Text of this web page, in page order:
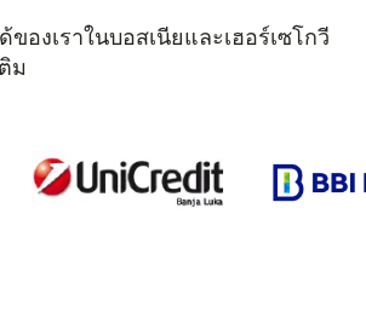
องเราในบอสเนียและเฮอร์เซโกวี
ม